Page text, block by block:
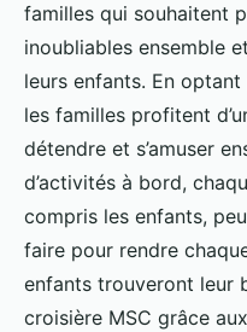
familles qui souhaitent
inoubliables ensemble
leurs enfants. En
les familles profitent
détendre et s’amuser
d’activités à bord,
compris les enfants,
faire pour rendre
enfants trouveront leur
croisière MSC grâce